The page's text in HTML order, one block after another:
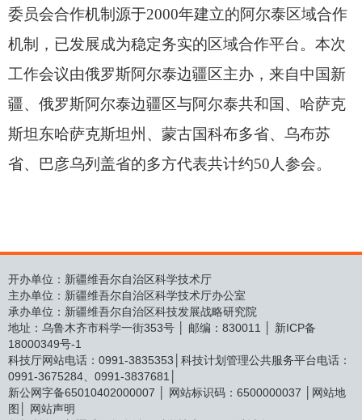
委员会合作机制源于2000年建立的阿尔泰区域合作
机制，已发展成为稳定务实的区域合作平台。本次
工作会议由俄罗斯阿尔泰边疆区主办 ，来自中国新
疆、俄罗斯阿尔泰边疆区与阿尔泰共和国、哈萨克
斯坦东哈萨克斯坦州、蒙古国科布多省、乌布苏
省、巴彦乌列盖省的多方代表共计约50人参会。
开办单位：新疆维吾尔自治区科学技术厅
主办单位：新疆维吾尔自治区科学技术厅办公室
承办单位：新疆维吾尔自治区科技发展战略研究院
地址：乌鲁木齐市科学一街353号 │ 邮编：830011 │ 新ICP备
18000349号-1
科技厅网站电话：0991-3835353│科技计划管理公共服务平台电话：
0991-3675284、0991-3837681│
新公网字备65010402000007 │ 网站标识码：6500000037 │
网站地
图
网站声明